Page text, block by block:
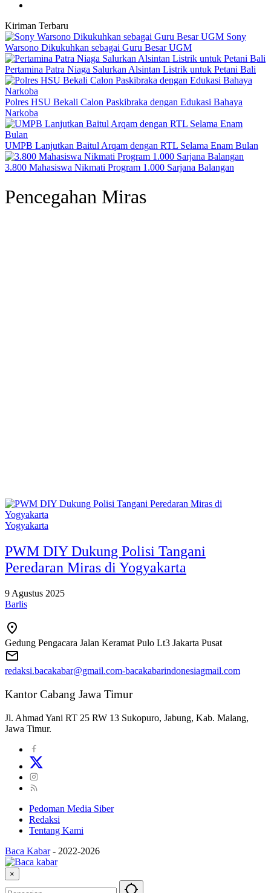
Kiriman Terbaru
Sony
Warsono Dikukuhkan sebagai Guru Besar UGM
Pertamina Patra Niaga Salurkan Alsintan Listrik untuk Petani Bali
Polres HSU Bekali Calon Paskibraka dengan Edukasi Bahaya
Narkoba
UMPB Lanjutkan Baitul Arqam dengan RTL Selama Enam Bulan
3.800 Mahasiswa Nikmati Program 1.000 Sarjana Balangan
Pencegahan Miras
Yogyakarta
PWM DIY Dukung Polisi Tangani
Peredaran Miras di Yogyakarta
9 Agustus 2025
Barlis
Gedung Pengacara Jalan Keramat Pulo Lt3 Jakarta Pusat
redaksi.bacakabar@gmail.com-bacakabarindonesiagmail.com
Kantor Cabang Jawa Timur
Jl. Ahmad Yani RT 25 RW 13 Sukopuro, Jabung, Kab. Malang,
Jawa Timur.
Pedoman Media Siber
Redaksi
Tentang Kami
Baca Kabar - 2022-2026
×